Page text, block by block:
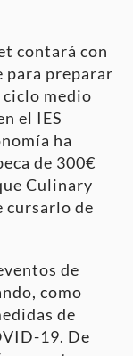
contará con
para preparar
medio
el IES
ha
de 300€
Culinary
cursarlo de
de
como
de
19. De